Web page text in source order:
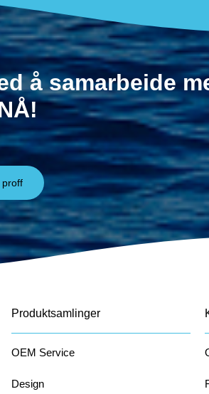
å samarbeide
proff
Produktsamlinger
OEM Service
Design